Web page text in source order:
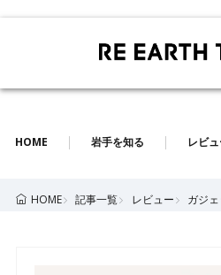
HOME 岩手を知る レビ
HOME 記事一覧 レビュー ガジ